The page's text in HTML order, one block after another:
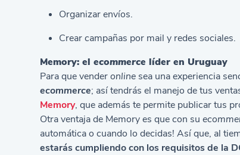
Organizar envíos.
Crear campañas por mail y redes sociales.
Memory: elecommerce líder en Uruguay
Para que venderonline sea una experiencia
ecommerce; así tendrás el manejo de tus
Memory, que además te permite publicar tus
Otra ventaja de Memory es que con su
automática o cuando lo decidas! Así que, al
estarás cumpliendo con los requisitos de la